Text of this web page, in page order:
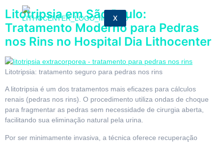
X
Litotripsia em São Paulo:
Tratamento Moderno para Pedras
nos Rins no Hospital Dia Lithocenter
Litotripsia: tratamento seguro para pedras nos rins
A litotripsia é um dos tratamentos mais eficazes para cálculos
renais (pedras nos rins). O procedimento utiliza ondas de choque
para fragmentar as pedras sem necessidade de cirurgia aberta,
facilitando sua eliminação natural pela urina.
Por ser minimamente invasiva, a técnica oferece recuperação